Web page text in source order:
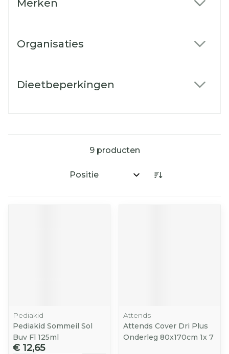
Merken
Organisaties
Dieetbeperkingen
9producten
Sorteer op:
Pediakid
Pediakid Sommeil Sol
Buv Fl 125ml
€ 12,65
Attends
Attends Cover Dri Plus
Onderleg 80x170cm 1x 7